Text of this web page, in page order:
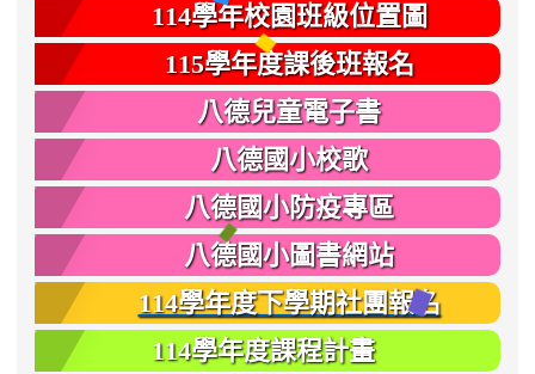
114學年校園班級位置圖
115學年度課後班報名
八德兒童電子書
八德國小校歌
八德國小防疫專區
八德國小圖書網站
114學年度下學期社團報名
114學年度課程計畫